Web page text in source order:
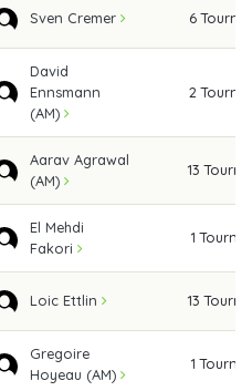
Sven Cremer 6
David
Ennsmann
(AM)
2
Aarav Agrawal
(AM)
13
El Mehdi
Fakori
1
Loic Ettlin 13
Gregoire
Hoyeau (AM)
1